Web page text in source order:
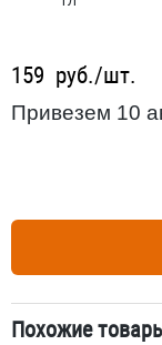
159 руб./шт.
Привезем 10
Похожие